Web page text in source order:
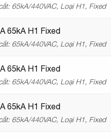
65kA/440VAC, Loại H1, Fixed
65kA H1 Fixed
65kA/440VAC, Loại H1, Fixed
65kA H1 Fixed
65kA/440VAC, Loại H1, Fixed
65kA H1 Fixed
65kA/440VAC, Loại H1, Fixed